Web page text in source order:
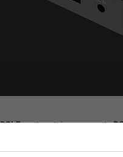
مانند دوربین فیلمبرداری،DSLR